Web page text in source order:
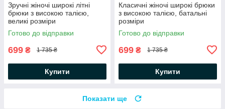
Зручні жіночі широкі літні
брюки з високою талією,
великі розміри
Готово до відправки
699 ₴ 1 735 ₴
Купити
Класичні жіночі широкі брюки
з високою талією, батальні
розміри
Готово до відправки
699 ₴ 1 735 ₴
Купити
Показати ще